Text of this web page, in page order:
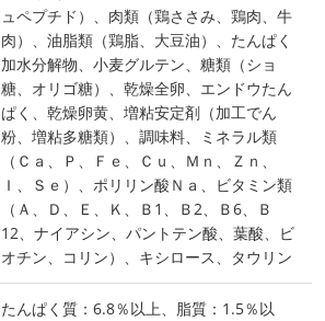
ュペプチド）、肉類（鶏ささみ、鶏肉、牛
肉）、油脂類（鶏脂、大豆油）、たんぱく
加水分解物、小麦グルテン、糖類（ショ
糖、オリゴ糖）、乾燥全卵、エンドウたん
ぱく、乾燥卵黄、増粘安定剤（加工でん
粉、増粘多糖類）、調味料、ミネラル類
（Ｃａ、Ｐ、Ｆｅ、Ｃｕ、Ｍｎ、Ｚｎ、
Ｉ、Ｓｅ）、ポリリン酸Ｎａ、ビタミン類
（Ａ、Ｄ、Ｅ、Ｋ、Ｂ1、Ｂ2、Ｂ6、Ｂ
12、ナイアシン、パントテン酸、葉酸、ビ
オチン、コリン）、キシロース、タウリン
たんぱく質：6.8％以上、脂質：1.5％以